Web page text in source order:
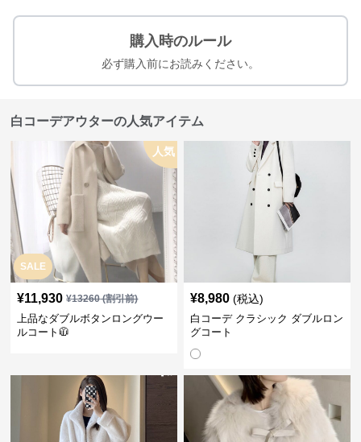
購入時のルール
必ず購入前にお読みください。
白コーデアウターの人気アイテム
SALE
人気
¥11,930 ¥13260(割引前)
上品なダブルボタンロングウー
ルコート🧥
¥8,980 (税込)
白コーデ クラシック ダブルロン
グコート